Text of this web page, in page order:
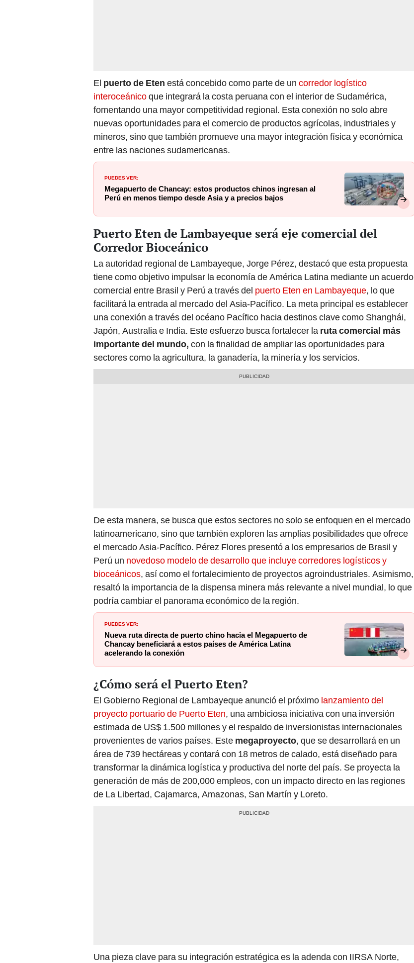
El puerto de Eten está concebido como parte de un corredor logístico
interoceánicoque integrará la costa peruana con el interior de Sudamérica,
fomentando una mayor competitividad regional. Esta conexión no solo abre
nuevas oportunidades para el comercio de productos agrícolas, industriales y
mineros, sino que también promueve una mayor integración física y económica
entre las naciones sudamericanas.
PUEDES VER:
Megapuerto de Chancay: estos productos chinos ingresan al
Perú en menos tiempo desde Asia y a precios bajos
Puerto Eten de Lambayeque será eje comercial del
Corredor Bioceánico
La autoridad regional de Lambayeque, Jorge Pérez, destacó que esta propuesta
tiene como objetivo impulsar la economía de América Latina mediante un acuerdo
comercial entre Brasil y Perú a través del puerto Eten en Lambayeque, lo que
facilitará la entrada al mercado del Asia-Pacífico. La meta principal es establecer
una conexión a través del océano Pacífico hacia destinos clave como Shanghái,
Japón, Australia e India. Este esfuerzo busca fortalecer la ruta comercial más
importante del mundo, con la finalidad de ampliar las oportunidades para
sectores como la agricultura, la ganadería, la minería y los servicios.
De esta manera, se busca que estos sectores no solo se enfoquen en el mercado
latinoamericano, sino que también exploren las amplias posibilidades que ofrece
el mercado Asia-Pacífico. Pérez Flores presentó a los empresarios de Brasil y
Perú un novedoso modelo de desarrollo que incluye corredores logísticos y
bioceánicos, así como el fortalecimiento de proyectos agroindustriales. Asimismo,
resaltó la importancia de la dispensa minera más relevante a nivel mundial, lo que
podría cambiar el panorama económico de la región.
PUEDES VER:
Nueva ruta directa de puerto chino hacia el Megapuerto de
Chancay beneficiará a estos países de América Latina
acelerando la conexión
¿Cómo será el Puerto Eten?
El Gobierno Regional de Lambayeque anunció el próximo lanzamiento del
proyecto portuario de Puerto Eten, una ambiciosa iniciativa con una inversión
estimada de US$ 1.500 millones y el respaldo de inversionistas internacionales
provenientes de varios países. Este megaproyecto, que se desarrollará en un
área de 739 hectáreas y contará con 18 metros de calado, está diseñado para
transformar la dinámica logística y productiva del norte del país. Se proyecta la
generación de más de 200,000 empleos, con un impacto directo en las regiones
de La Libertad, Cajamarca, Amazonas, San Martín y Loreto.
Una pieza clave para su integración estratégica es la adenda con IIRSA Norte,